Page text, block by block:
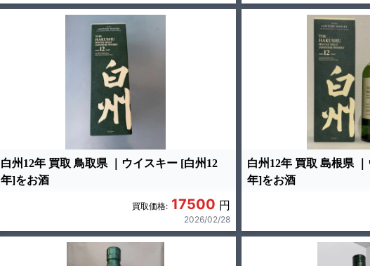
白州12年 買取 鳥取県 ｜ウイスキー [白州12
年]をお酒
買取価格: 17500 円
2026/02/28
白州12年 買取 島根県
年]をお酒